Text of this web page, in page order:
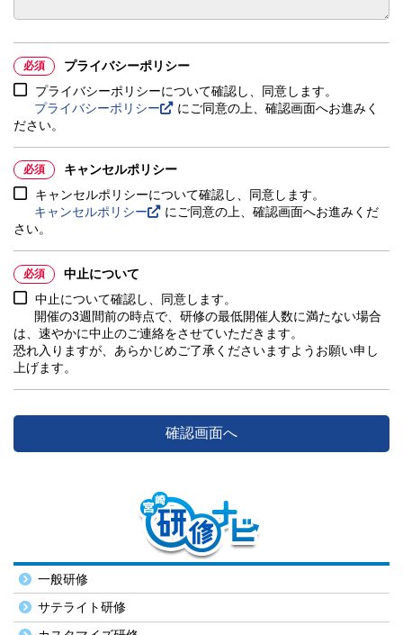
必須
プライバシーポリシー
プライバシーポリシーについて確認し、同意します。
プライバシーポリシー
にご同意の上、確認画面へお進みく
ださい。
必須
キャンセルポリシー
キャンセルポリシーについて確認し、同意します。
キャンセルポリシー
にご同意の上、確認画面へお進みくだ
さい。
必須
中止について
中止について確認し、同意します。
開催の3週間前の時点で、研修の最低開催人数に満たない場合
は、速やかに中止のご連絡をさせていただきます。
恐れ入りますが、あらかじめご了承くださいますようお願い申し
上げます。
一般研修
サテライト研修